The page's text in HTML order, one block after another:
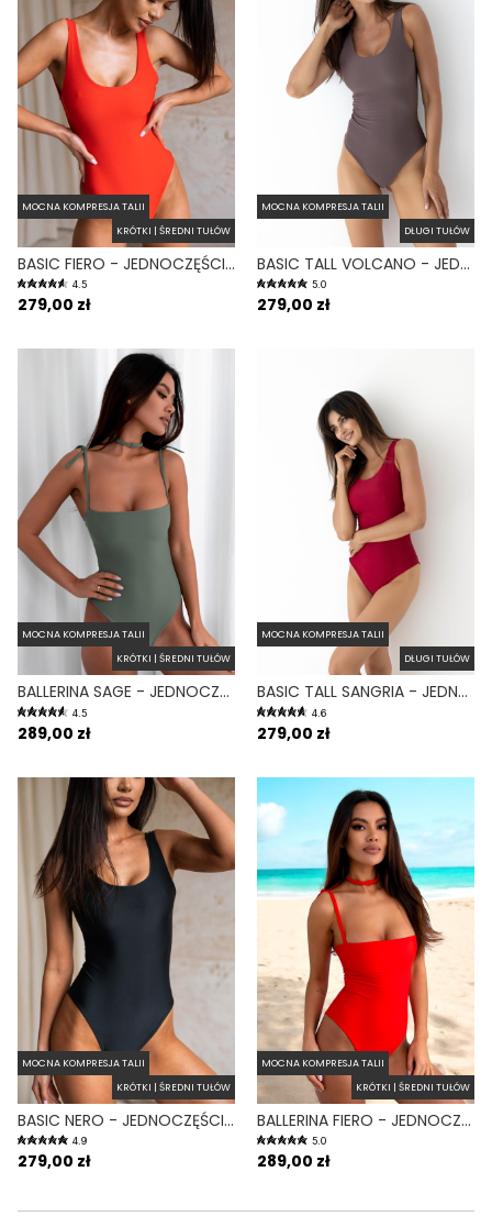
MOCNA KOMPRESJA TALII
KRÓTKI | ŚREDNI TUŁÓW
BASIC FIERO - JEDNOCZĘŚCIOWY STRÓJ KĄPIELOWY MODELUJĄCY ZABUDOWANY CZERWONY
4.5
279,00 zł
MOCNA KOMPRESJA TALII
DŁUGI TUŁÓW
BASIC TALL VOLCANO - JEDNOCZĘŚCIOWY STRÓJ KĄPIELOWY DLA WYSOKICH MODELUJĄCY FIOLETOWY
5.0
279,00 zł
MOCNA KOMPRESJA TALII
KRÓTKI | ŚREDNI TUŁÓW
BALLERINA SAGE - JEDNOCZĘŚCIOWY STRÓJ KĄPIELOWY MODELUJĄCY WIĄZANY ZIELONY
4.5
289,00 zł
MOCNA KOMPRESJA TALII
DŁUGI TUŁÓW
BASIC TALL SANGRIA - JEDNOCZĘŚCIOWY STRÓJ KĄPIELOWY DLA WYSOKICH MODELUJĄCY BORDOWY
4.6
279,00 zł
MOCNA KOMPRESJA TALII
KRÓTKI | ŚREDNI TUŁÓW
BASIC NERO - JEDNOCZĘŚCIOWY STRÓJ KĄPIELOWY MODELUJĄCY ZABUDOWANY CZARNY
4.9
279,00 zł
MOCNA KOMPRESJA TALII
KRÓTKI | ŚREDNI TUŁÓW
BALLERINA FIERO - JEDNOCZĘŚCIOWY STRÓJ KĄPIELOWY MODELUJĄCY WIĄZANY CZERWONY
5.0
289,00 zł